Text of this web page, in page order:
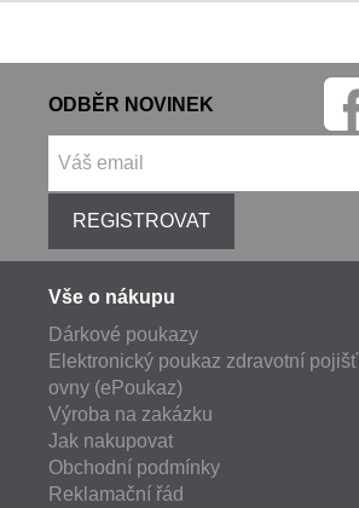
ODBĚR NOVINEK
REGISTROVAT
Vše o nákupu
Dárkové poukazy
Elektronický poukaz zdravotní pojišť
ovny (ePoukaz)
Výroba na zakázku
Jak nakupovat
Obchodní podmínky
Reklamační řád